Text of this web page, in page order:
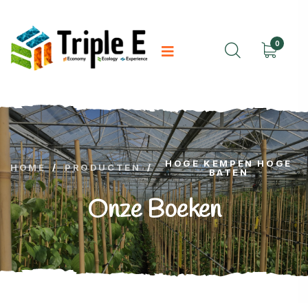
0
HOME / PRODUCTEN /
HOGE KEMPEN HOGE
BATEN
Onze Boeken